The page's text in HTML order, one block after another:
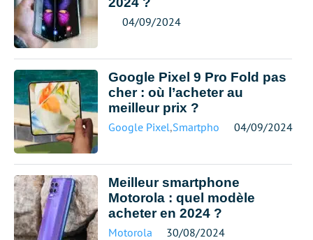
04/09/2024
Google Pixel 9 Pro Fold pas
cher : où l’acheter au
meilleur prix ?
Google Pixel,Smartphone meilleur prix
04/09/2024
Meilleur smartphone
Motorola : quel modèle
acheter en 2024 ?
Motorola 30/08/2024